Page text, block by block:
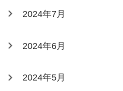
2024年7月
2024年6月
2024年5月